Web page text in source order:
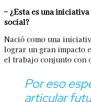
– ¿Esta es una
social?
Nació como una
lograr un gran impacto
el trabajo conjunto con
Por eso
articular